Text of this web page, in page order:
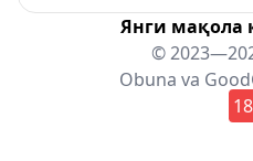
Янги
©
Obuna va